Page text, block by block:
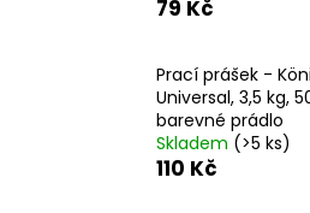
79 Kč
Prací prášek -
Universal, 3,5 kg,
barevné prádlo
Skladem (>5 ks)
110 Kč